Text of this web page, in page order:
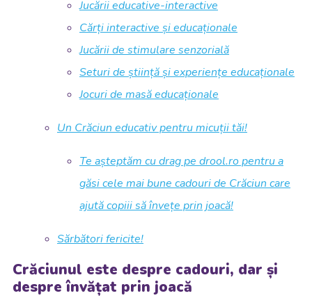
Jucării educative-interactive
Cărți interactive și educaționale
Jucării de stimulare senzorială
Seturi de știință și experiențe educaționale
Jocuri de masă educaționale
Un Crăciun educativ pentru micuții tăi!
Te așteptăm cu drag pe drool.ro pentru a
găsi cele mai bune cadouri de Crăciun care
ajută copiii să învețe prin joacă!
Sărbători fericite!
Crăciunul este despre cadouri, dar și
despre învățat prin joacă